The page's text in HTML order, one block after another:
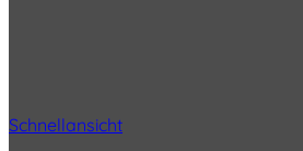
Schnellansicht